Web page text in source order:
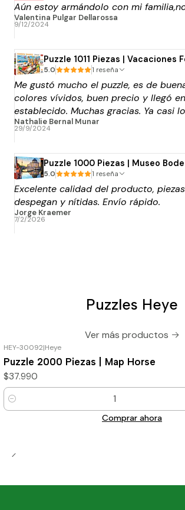
Aún estoy armándolo con mi
Valentina Pulgar Dellarossa
9/12/2024
Puzzle 1011 Piezas | Vacaciones
5.0 1 reseña
Me gustó mucho el puzzle, es de
colores vívidos, buen precio y llegó
establecido. Muchas gracias. Ya casi
Nathalie Bernal Munar
29/9/2024
Puzzle 1000 Piezas | Museo
5.0 1 reseña
Excelente calidad del producto,
despegan y nítidas. Envío rápido.
Jorge Kraemer
7/2/2026
Puzzles Heye
Ver más productos
HEY-30092|Heye
Puzzle 2000 Piezas | Map Horse
$37.990
Cantidad
Comprar ahora